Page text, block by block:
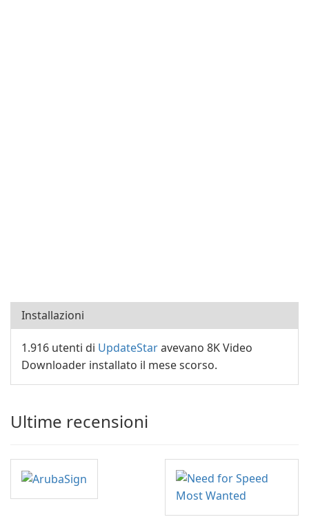
Installazioni
1.916 utenti di UpdateStaravevano 8K Video
Downloader installato il mese scorso.
Ultime recensioni